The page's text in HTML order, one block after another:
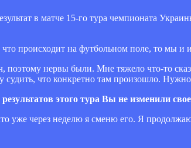
в матче 15-го тура чемпионата
происходит на футбольном поле, то мы и
нервы были. Мне тяжело что-то
что конкретно там произошло. Нужно
этого тура Вы не изменили
уже через неделю я сменю его. Я